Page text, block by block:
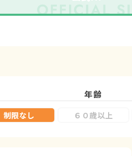
年齢
制限なし ６０歳以上